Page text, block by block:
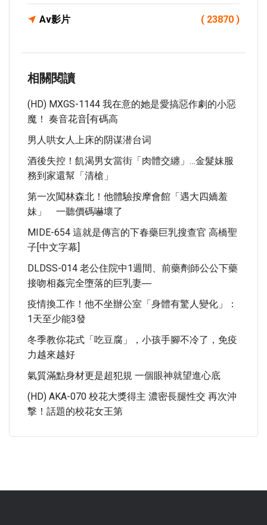
Av影片 ( 23870 )
相關閱讀
(HD) MXGS-1144 我在意的她是愛搞惡作劇的小惡
魔！ 奏音花音[有碼高
男人哄女人上床的阴谋潜台词
酒後失控！飢渴男女當街「肉體交纏」…金髮妹服
務到家還幫「清槍」
第一次闖林森北！他體驗按摩會館「遇大四嬌羞
妹」 一聽價碼嚇壞了
MIDE-654 這就是傳言的下春藥巨乳搜查官 高橋聖
子[中文字幕]
DLDSS-014 老公住院中1週間、前藥劑師公公下藥
接吻相姦完全墮落的巨乳妻―
疫情換工作！他不坐辦公室「身體有驚人變化」：
1天至少能3發
冬季教你花式「吃豆腐」，小孩手腳不冷了，免疫
力越來越好
氣質滿點身材更是超犯規 一個眼神就望進心底
(HD) AKA-070 校花大獎得主 濃密長腿性交 再次沖
撃！話題的校花女王第